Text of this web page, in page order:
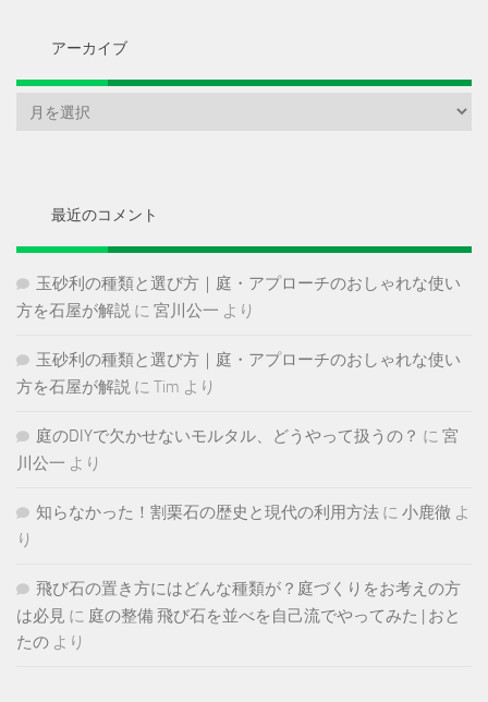
アーカイブ
最近のコメント
玉砂利の種類と選び方｜庭・アプローチのおしゃれな使い
方を石屋が解説 に 宮川公一 より
玉砂利の種類と選び方｜庭・アプローチのおしゃれな使い
方を石屋が解説 に Tim より
庭のDIYで欠かせないモルタル、どうやって扱うの？ に 宮
川公一 より
知らなかった！割栗石の歴史と現代の利用方法 に 小鹿徹 よ
り
飛び石の置き方にはどんな種類が？庭づくりをお考えの方
は必見 に 庭の整備 飛び石を並べを自己流でやってみた | おと
たの より